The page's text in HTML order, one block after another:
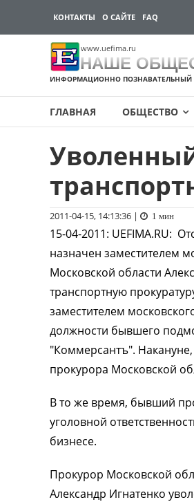
КОНТАКТЫ О САЙТЕ FAQ
www.uefima.ru
НАШЕ
ИНФОРМАЦИОННО ПОЗНАВАТЕЛЬНЫЙ
ГЛАВНАЯ ОБЩЕСТВО
содержимому
2011-04-15, 14:13:36 | 1 мин
15-04-2011: UEFIMA.RU:
назначен заместителем
Московской области
транспортную
заместителем
должности бывшего
"Коммерсантъ".
прокурора Московской
В то же время, бывший
уголовной
бизнесе.
Прокурор Московской
Александр Игнатенко